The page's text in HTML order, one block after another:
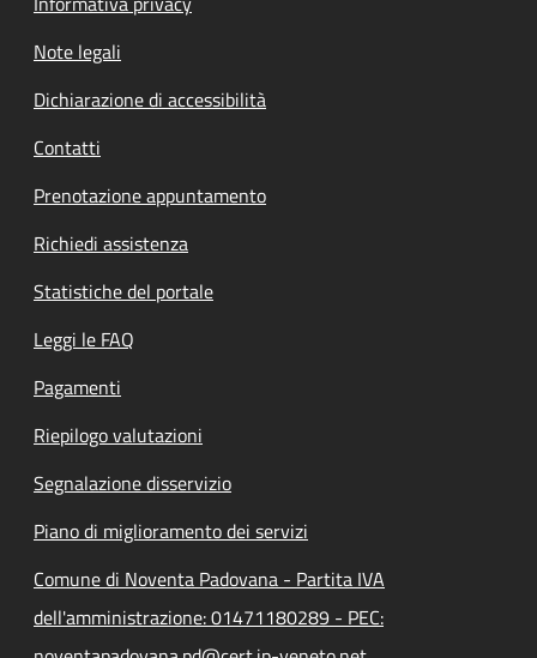
Note legali
Dichiarazione di accessibilità
Contatti
Prenotazione appuntamento
Richiedi assistenza
Statistiche del portale
Leggi le FAQ
Pagamenti
Riepilogo valutazioni
Segnalazione disservizio
Piano di miglioramento dei servizi
Comune di Noventa Padovana - Partita IVA
dell'amministrazione: 01471180289 - PEC: